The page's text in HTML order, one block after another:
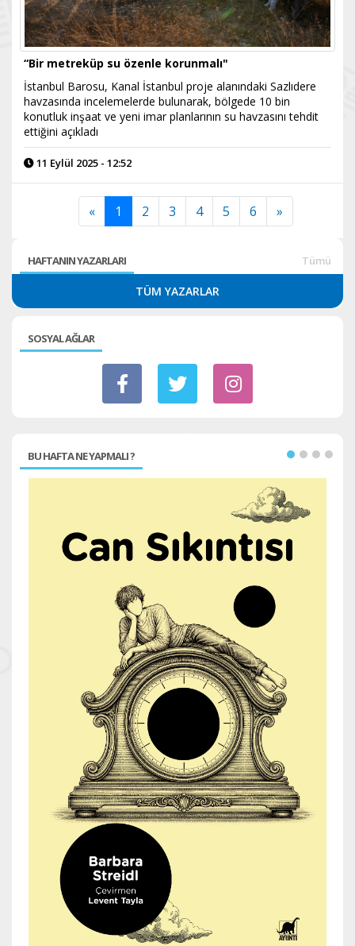
“Bir metreküp su özenle korunmalı"
İstanbul Barosu, Kanal İstanbul proje alanındaki Sazlıdere
havzasında incelemelerde bulunarak, bölgede 10 bin
konutluk inşaat ve yeni imar planlarının su havzasını tehdit
ettiğini açıkladı
11 Eylül 2025 - 12:52
« 1 2 3 4 5 6 »
HAFTANIN YAZARLARI Tümü
TÜM YAZARLAR
SOSYAL AĞLAR
BU HAFTA NE YAPMALI ?